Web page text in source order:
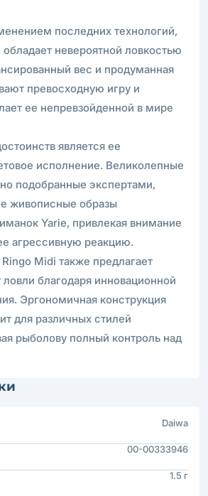
последних технологий,
невероятной ловкостью
вес и продуманная
превосходную игру и
ее непревзойденной в мире
является ее
исполнение. Великолепные
подобранные экспертами,
живописные образы
Yarie, привлекая внимание
агрессивную реакцию.
Midi также предлагает
благодаря инновационной
Эргономичная конструкция
для различных стилей
рыболову полный контроль над
Daiwa
00-00333946
1.5 г